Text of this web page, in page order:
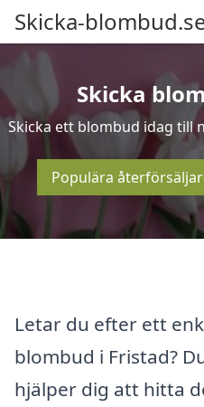
Skicka-
Skicka
Skicka ett blombud idag till
Populära
Letar du efter ett
blombud i Fristad?
hjälper dig att hitta